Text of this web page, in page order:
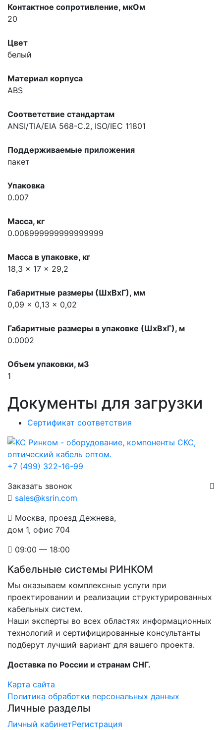
Контактное сопротивление, мкOм
20
Цвет
белый
Материал корпуса
ABS
Соответствие стандартам
ANSI/TIA/EIA 568-C.2, ISO/IEC 11801
Поддерживаемые приложения
пакет
Упаковка
0.007
Масса, кг
0.008999999999999999
Масса в упаковке, кг
18,3 x 17 x 29,2
Габаритные размеры (ШхВхГ), мм
0,09 x 0,13 x 0,02
Габаритные размеры в упаковке (ШхВхГ), м
0.0002
Объем упаковки, м3
1
Документы для загрузки
Сертификат соответствия
+7 (499) 322-16-99
Заказать звонок
sales@ksrin.com
Москва, проезд Дежнева,
дом 1, офис 704
09:00 — 18:00
Кабельные системы РИНКОМ
Мы оказываем комплексные услуги при
проектировании и реализации структурированных
кабельных систем.
Наши эксперты во всех областях информационных
технологий и сертифицированные консультанты
подберут лучший вариант для вашего проекта.
Доставка по России и странам СНГ.
Карта сайта
Политика обработки персональных данных
Личные разделы
Личный кабинетРегистрация